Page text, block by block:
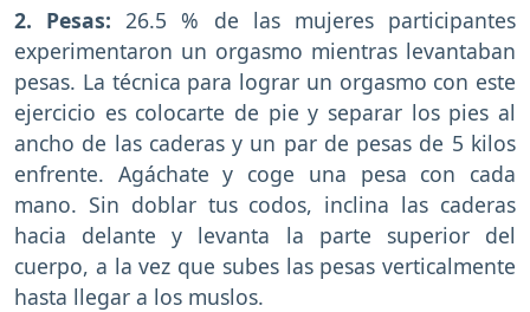
2. Pesas:26.5 % de las mujeres participantes
experimentaron un orgasmo mientras levantaban
pesas. La técnica para lograr un orgasmo con este
ejercicio es colocarte de pie y separar los pies al
ancho de las caderas y un par de pesas de 5 kilos
enfrente. Agáchate y coge una pesa con cada
mano. Sin doblar tus codos, inclina las caderas
hacia delante y levanta la parte superior del
cuerpo, a la vez que subes las pesas verticalmente
hasta llegar a los muslos.